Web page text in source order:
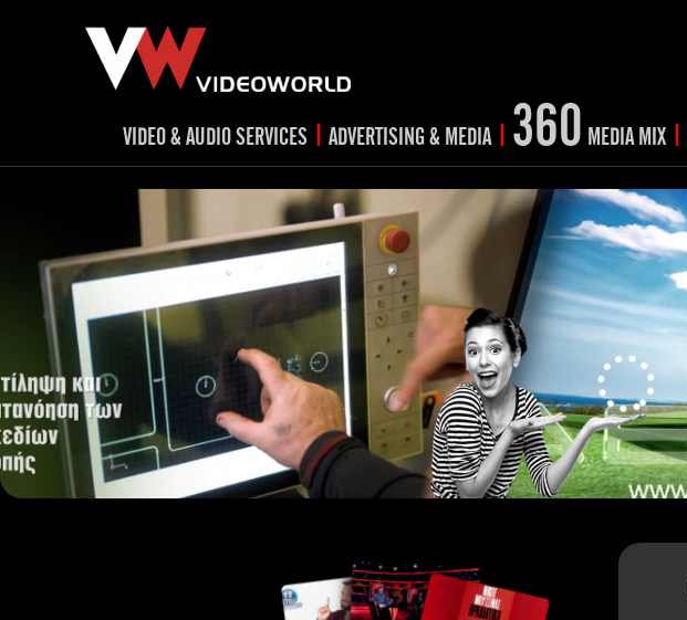
VIDEO & AUDIO SERVICES
TV spots
RADIO spots
Post production
Corporate videos
Trailer & Σήματα εκπομπών
Cultural videos
video applications for museums,
archeological sites & exhibitions
Product presentations
Documentary
| ADVERTISING & MEDIA
RADIOadvertising
TVadvertising
Social Media video shorts
Creative Prints
Outdoor advertising
Media planning & mix
Visual material
European Media
| 360 MEDIA MIX |